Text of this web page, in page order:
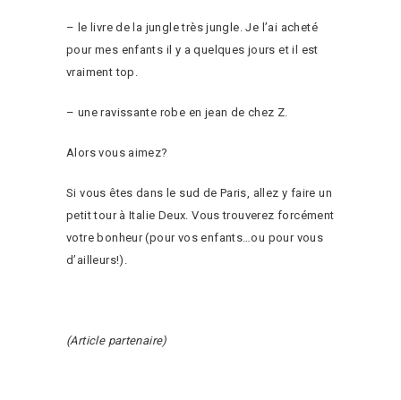
– le livre de la jungle très jungle. Je l’ai acheté
pour mes enfants il y a quelques jours et il est
vraiment top.
– une ravissante robe en jean de chez Z.
Alors vous aimez?
Si vous êtes dans le sud de Paris, allez y faire un
petit tour à Italie Deux. Vous trouverez forcément
votre bonheur (pour vos enfants…ou pour vous
d’ailleurs!).
(Article partenaire)